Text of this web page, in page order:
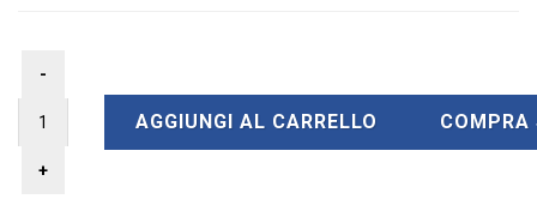
AGGIUNGI AL CARRELLO COMPRA